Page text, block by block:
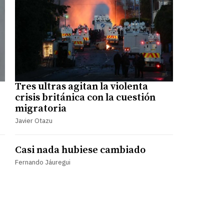
Tres ultras agitan la violenta
crisis británica con la cuestión
migratoria
Javier Otazu
Casi nada hubiese cambiado
Fernando Jáuregui